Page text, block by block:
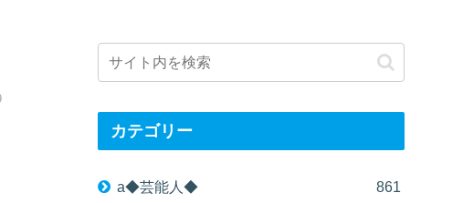
カテゴリー
a◆芸能人◆ 861